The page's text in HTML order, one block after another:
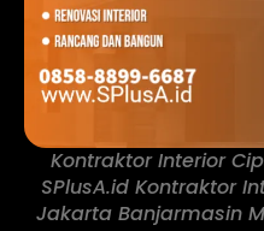
Kontraktor Interior
SPlusA.id Kontraktor
Jakarta Banjarmasin